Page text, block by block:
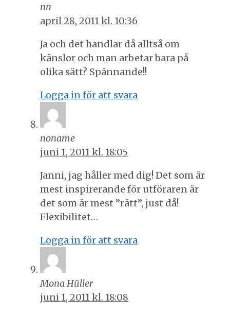
nn
april 28, 2011 kl. 10:36
Ja och det handlar då alltså om
känslor och man arbetar bara på
olika sätt? Spännande!!
Logga in för att svara
noname
juni 1, 2011 kl. 18:05
Janni, jag håller med dig! Det som är
mest inspirerande för utföraren är
det som är mest ”rätt”, just då!
Flexibilitet…
Logga in för att svara
Mona Hüller
juni 1, 2011 kl. 18:08